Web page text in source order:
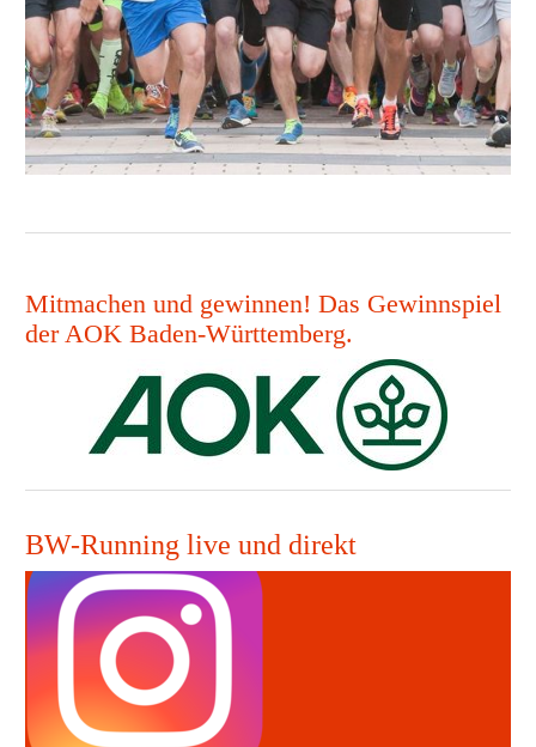
Mitmachen und gewinnen! Das Gewinnspiel
der AOK Baden-Württemberg.
BW-Running live und direkt